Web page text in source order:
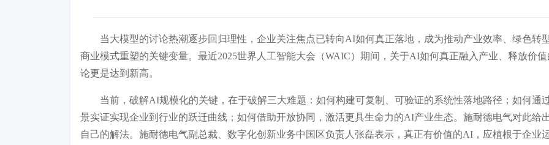
当大模型的讨论热潮逐步回归理性，企业关注焦点已转向AI如何真正落地，成为推动产业效率、绿色转
商业模式重塑的关键变量。最近2025世界人工智能大会（WAIC）期间，关于AI如何真正融入产业、释放价
论更是达到新高。
当前，破解AI规模化的关键，在于破解三大难题：如何构建可复制、可验证的系统性落地路径；如何通
景实证实现企业到行业的跃迁曲线；如何借助开放协同，激活更具生命力的AI产业生态。施耐德电气对此给
自己的解法。施耐德电气副总裁、数字化创新业务中国区负责人张磊表示，真正有价值的AI，应植根于企业